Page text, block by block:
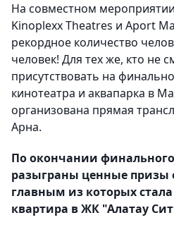
На совместном
Kinoplexx Theatres и Aport
рекордное количество
человек! Для тех же, кто не
присутствовать на
кинотеатра и аквапарка в
организована прямая
Арна.
По окончании
разыграны ценные призы
главным из которых
квартира в ЖК "Алатау